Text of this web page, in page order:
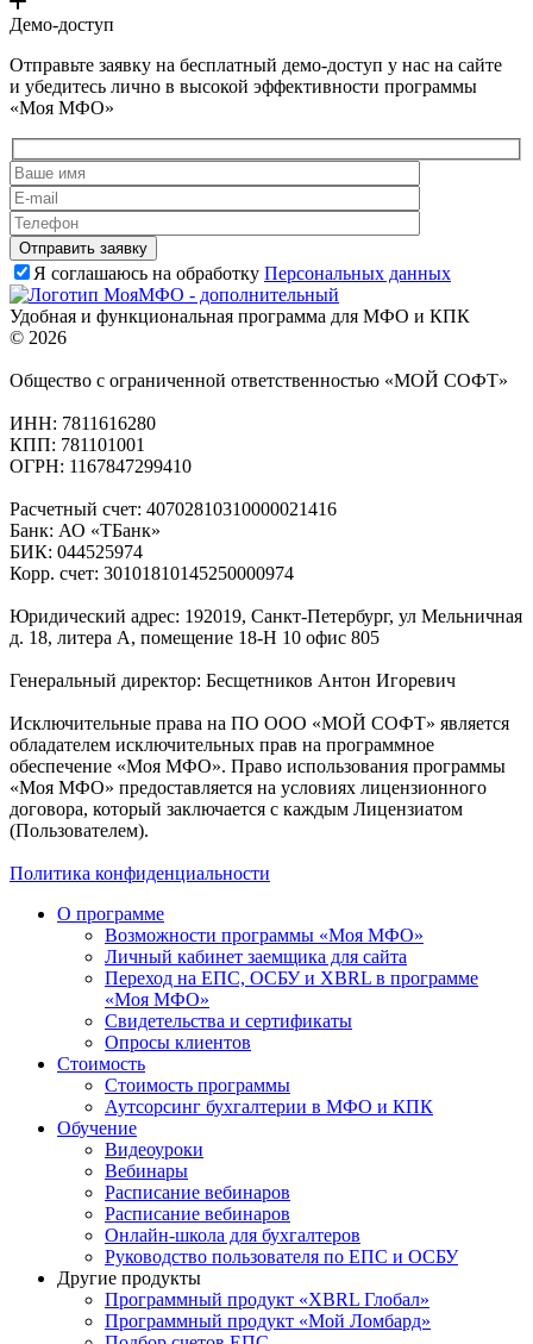
Демо-доступ
Отправьте заявку на бесплатный демо-доступ у нас на сайте
и убедитесь лично в высокой эффективности программы
«Моя МФО»
Я соглашаюсь на обработку Персональных данных
Удобная и функциональная программа для МФО и КПК
© 2026
Общество с ограниченной ответственностью «МОЙ СОФТ»
ИНН: 7811616280
КПП: 781101001
ОГРН: 1167847299410
Расчетный счет: 40702810310000021416
Банк: АО «ТБанк»
БИК: 044525974
Корр. счет: 30101810145250000974
Юридический адрес: 192019, Санкт-Петербург, ул Мельничная
д. 18, литера А, помещение 18-Н 10 офис 805
Генеральный директор: Бесщетников Антон Игоревич
Исключительные права на ПО ООО «МОЙ СОФТ» является
обладателем исключительных прав на программное
обеспечение «Моя МФО». Право использования программы
«Моя МФО» предоставляется на условиях лицензионного
договора, который заключается с каждым Лицензиатом
(Пользователем).
Политика конфиденциальности
О программе
Возможности программы «Моя МФО»
Личный кабинет заемщика для сайта
Переход на ЕПС, ОСБУ и XBRL в программе
«Моя МФО»
Свидетельства и сертификаты
Опросы клиентов
Стоимость
Стоимость программы
Аутсорсинг бухгалтерии в МФО и КПК
Обучение
Видеоуроки
Вебинары
Расписание вебинаров
Расписание вебинаров
Онлайн-школа для бухгалтеров
Руководство пользователя по ЕПС и ОСБУ
Другие продукты
Программный продукт «XBRL Глобал»
Программный продукт «Мой Ломбард»